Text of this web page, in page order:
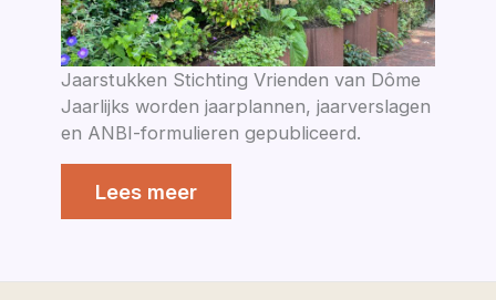
Jaarstukken Stichting Vrienden van Dôme
Jaarlijks worden jaarplannen, jaarverslagen
en ANBI-formulieren gepubliceerd.
Lees meer